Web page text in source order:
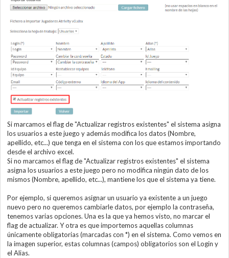
Si marcamos el flag de "Actualizar registros existentes" el sistema asigna
los usuarios a este juego y además modifica los datos (Nombre,
apellido, etc...) que tenga en el sistema con los que estamos importando
desde el archivo excel.
Si no marcamos el flag de "Actualizar registros existentes" el sistema
asigna los usuarios a este juego pero no modifica ningún dato de los
mismos (Nombre, apellido, etc...), mantiene los que el sistema ya tiene.
Por ejemplo, si queremos asignar un usuario ya existente a un juego
nuevo pero no queremos cambiarle datos, por ejemplo la contraseña,
tenemos varias opciones. Una es la que ya hemos visto, no marcar el
flag de actualizar. Y otra es que importemos aquellas columnas
únicamente obligatorias (marcadas con *) en el sistema. Como vemos en
la imagen superior, estas columnas (campos) obligatorios son el Login y
el Alias.